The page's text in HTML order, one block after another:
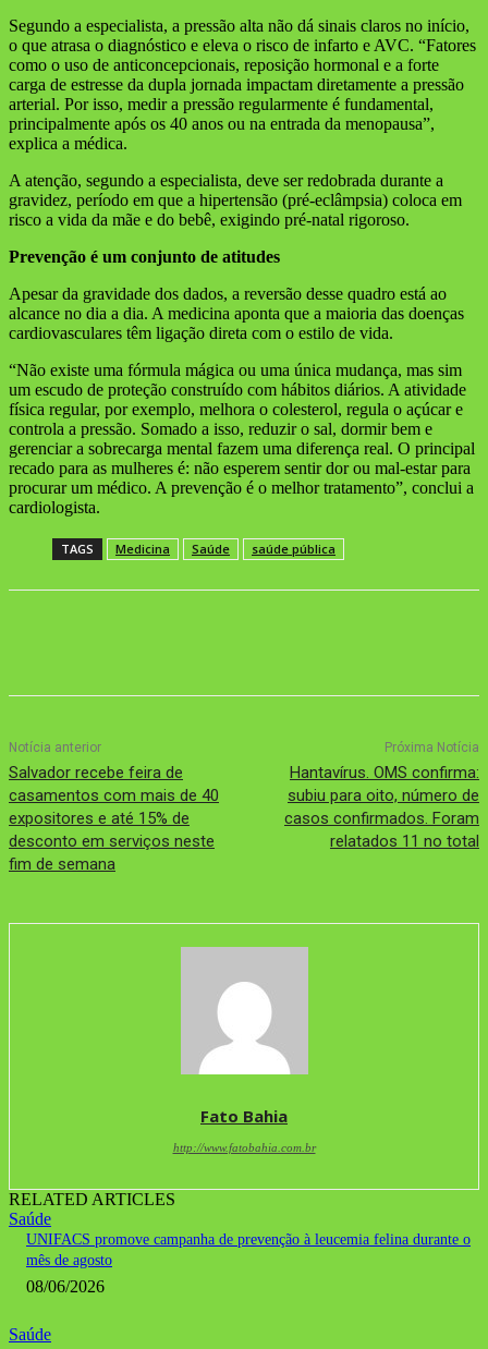
Segundo a especialista, a pressão alta não dá sinais claros no início,
o que atrasa o diagnóstico e eleva o risco de infarto e AVC. “Fatores
como o uso de anticoncepcionais, reposição hormonal e a forte
carga de estresse da dupla jornada impactam diretamente a pressão
arterial. Por isso, medir a pressão regularmente é fundamental,
principalmente após os 40 anos ou na entrada da menopausa”,
explica a médica.
A atenção, segundo a especialista, deve ser redobrada durante a
gravidez, período em que a hipertensão (pré-eclâmpsia) coloca em
risco a vida da mãe e do bebê, exigindo pré-natal rigoroso.
Prevenção é um conjunto de atitudes
Apesar da gravidade dos dados, a reversão desse quadro está ao
alcance no dia a dia. A medicina aponta que a maioria das doenças
cardiovasculares têm ligação direta com o estilo de vida.
“Não existe uma fórmula mágica ou uma única mudança, mas sim
um escudo de proteção construído com hábitos diários. A atividade
física regular, por exemplo, melhora o colesterol, regula o açúcar e
controla a pressão. Somado a isso, reduzir o sal, dormir bem e
gerenciar a sobrecarga mental fazem uma diferença real. O principal
recado para as mulheres é: não esperem sentir dor ou mal-estar para
procurar um médico. A prevenção é o melhor tratamento”, conclui a
cardiologista.
TAGS Medicina Saúde saúde pública
Notícia anterior
Salvador recebe feira de
casamentos com mais de 40
expositores e até 15% de
desconto em serviços neste
fim de semana
Próxima Notícia
Hantavírus. OMS confirma:
subiu para oito, número de
casos confirmados. Foram
relatados 11 no total
Fato Bahia
http://www.fatobahia.com.br
RELATED ARTICLES
Saúde
UNIFACS promove campanha de prevenção à leucemia felina durante o
mês de agosto
08/06/2026
Saúde